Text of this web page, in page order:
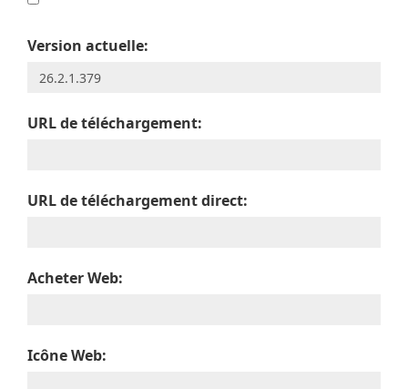
Version actuelle:
URL de téléchargement:
URL de téléchargement direct:
Acheter Web:
Icône Web: